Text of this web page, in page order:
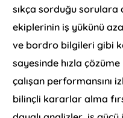
sıkça sorduğu sorulara
ekiplerinin iş yükünü
ve bordro bilgileri gibi
sayesinde hızla
çalışan performansını
bilinçli kararlar alma